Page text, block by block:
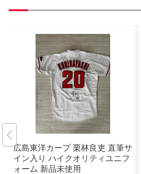
広島東洋カープ 栗林良吏 直筆サ
イン入り ハイクオリティユニフ
ォーム 新品未使用